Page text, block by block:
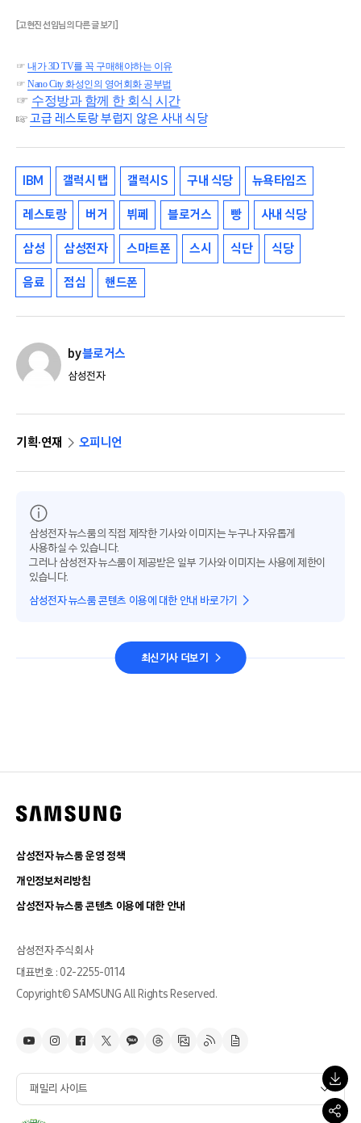
[고현진 선임님의 다른 글 보기]
☞내가 3D TV를 꼭 구매해야하는 이유
☞Nano City 화성인의 영어회화 공부법
☞ 수정방과 함께 한 회식 시간
☞고급 레스토랑 부럽지 않은 사내 식당
IBM 갤럭시 탭 갤럭시S 구내 식당 뉴욕타임즈
레스토랑 버거 뷔페 블로거스 빵 사내 식당
삼성 삼성전자 스마트폰 스시 식단 식당
음료 점심 핸드폰
by블로거스
삼성전자
기획·연재 오피니언
삼성전자 뉴스룸의 직접 제작한 기사와 이미지는 누구나 자유롭게
사용하실 수 있습니다.
그러나 삼성전자 뉴스룸이 제공받은 일부 기사와 이미지는 사용에 제한이
있습니다.
삼성전자 뉴스룸 콘텐츠 이용에 대한 안내 바로가기
최신기사 더보기
삼성전자 뉴스룸 운영 정책
개인정보처리방침
삼성전자 뉴스룸 콘텐츠 이용에 대한 안내
삼성전자 주식회사
대표번호 : 02-2255-0114
Copyright© SAMSUNG All Rights Reserved.
패밀리 사이트